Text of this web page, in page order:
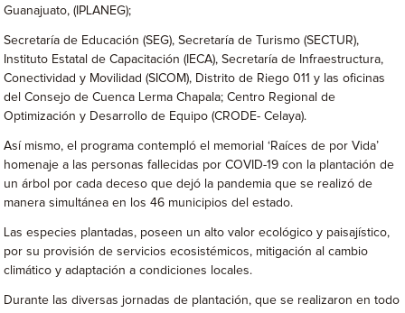
Guanajuato, (IPLANEG);
Secretaría de Educación (SEG), Secretaría de Turismo (SECTUR),
Instituto Estatal de Capacitación (IECA), Secretaría de Infraestructura,
Conectividad y Movilidad (SICOM), Distrito de Riego 011 y las oficinas
del Consejo de Cuenca Lerma Chapala; Centro Regional de
Optimización y Desarrollo de Equipo (CRODE- Celaya).
Así mismo, el programa contempló el memorial ‘Raíces de por Vida’
homenaje a las personas fallecidas por COVID-19 con la plantación de
un árbol por cada deceso que dejó la pandemia que se realizó de
manera simultánea en los 46 municipios del estado.
Las especies plantadas, poseen un alto valor ecológico y paisajístico,
por su provisión de servicios ecosistémicos, mitigación al cambio
climático y adaptación a condiciones locales.
Durante las diversas jornadas de plantación, que se realizaron en todo